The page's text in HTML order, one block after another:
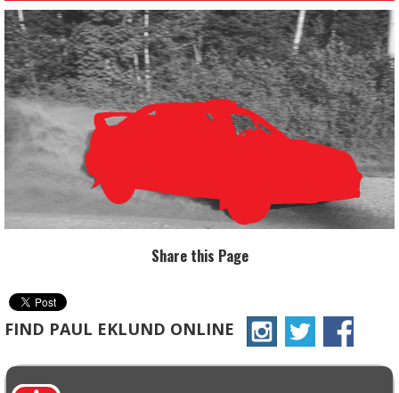
Share this Page
FIND PAUL EKLUND ONLINE